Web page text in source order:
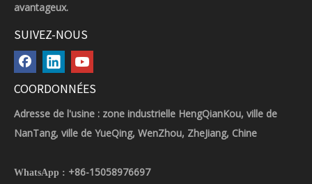
avantageux.
SUIVEZ-NOUS
COORDONNÉES
Adresse de l'usine : zone industrielle HengQianKou, ville de
NanTang, ville de YueQing, WenZhou, ZheJiang, Chine
WhatsApp : +86-15058976697